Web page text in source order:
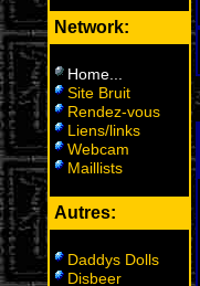
Network:
Home
Site Bruit
Rendez-vous
Liens/links
Webcam
Maillists
Autres:
Daddys Dolls
Disbeer